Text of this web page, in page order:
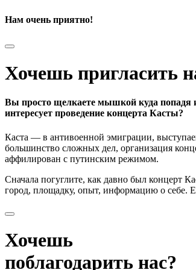
Нам очень приятно!
Хочешь пригласить
Вы просто щелкаете мышкой куда попадя
интересует проведение концерта Касты?
Каста — в антивоенной эмиграции,
большинство сложных дел, организация
аффилирован с путинским режимом.
Сначала погуглите, как давно был концерт
город, площадку, опыт, информацию о себе.
Хочешь
поблагодарить нас?